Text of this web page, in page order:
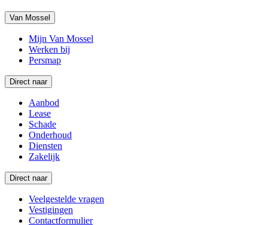
Van Mossel
Mijn Van Mossel
Werken bij
Persmap
Direct naar
Aanbod
Lease
Schade
Onderhoud
Diensten
Zakelijk
Direct naar
Veelgestelde vragen
Vestigingen
Contactformulier